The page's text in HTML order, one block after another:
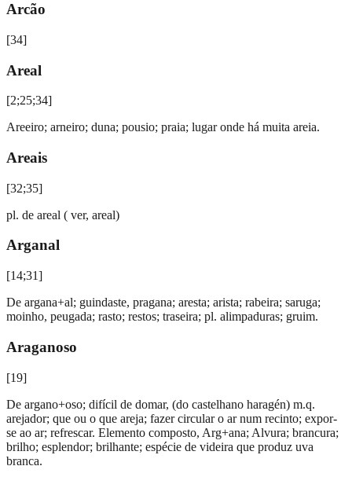
Arcão
[34]
Areal
[2;25;34]
Areeiro; arneiro; duna; pousio; praia; lugar onde há muita areia.
Areais
[32;35]
pl. de areal ( ver, areal)
Arganal
[14;31]
De argana+al; guindaste, pragana; aresta; arista; rabeira; saruga;
moinho, peugada; rasto; restos; traseira; pl. alimpaduras; gruim.
Araganoso
[19]
De argano+oso; difícil de domar, (do castelhano haragén) m.q.
arejador; que ou o que areja; fazer circular o ar num recinto; expor-
se ao ar; refrescar. Elemento composto, Arg+ana; Alvura; brancura;
brilho; esplendor; brilhante; espécie de videira que produz uva
branca.